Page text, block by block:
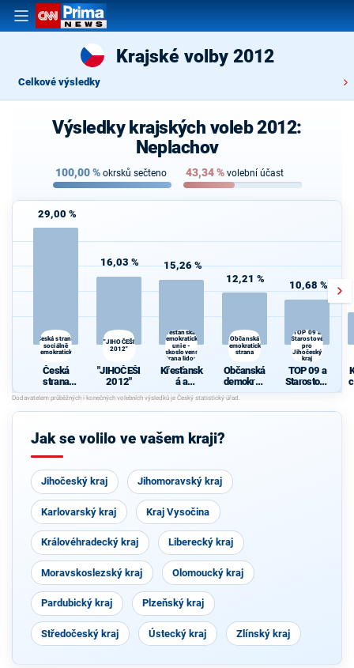
Krajské volby 2012
Celkové výsledky
Výsledky krajských voleb 2012:
Neplachov
100,00% okrsků sečteno 43,34% volební účast
29,00 %
Česká strana
sociálně
demokratická
Česká
strana
sociálně
demokrati
cká
16,03 %
"JIHOČEŠI
2012"
"JIHOČEŠI
2012"
15,26 %
Křesťanská a
demokratická
unie -
Československá
strana lidová
Křesťansk
á a
demokrati
cká unie -
Českoslov
strana
12,21 %
Občanská
demokratická
strana
Občanská
demokrati
cká strana
10,68 %
TOP 09 a
Starostové
pro
Jihočeský
kraj
TOP 09 a
Starostové
pro
kraj
Jak se volilo ve vašem kraji?
Jihočeský kraj Jihomoravský kraj
Karlovarský kraj Kraj Vysočina
Královéhradecký kraj Liberecký kraj
Moravskoslezský kraj Olomoucký kraj
Pardubický kraj Plzeňský kraj
Středočeský kraj Ústecký kraj Zlínský kraj